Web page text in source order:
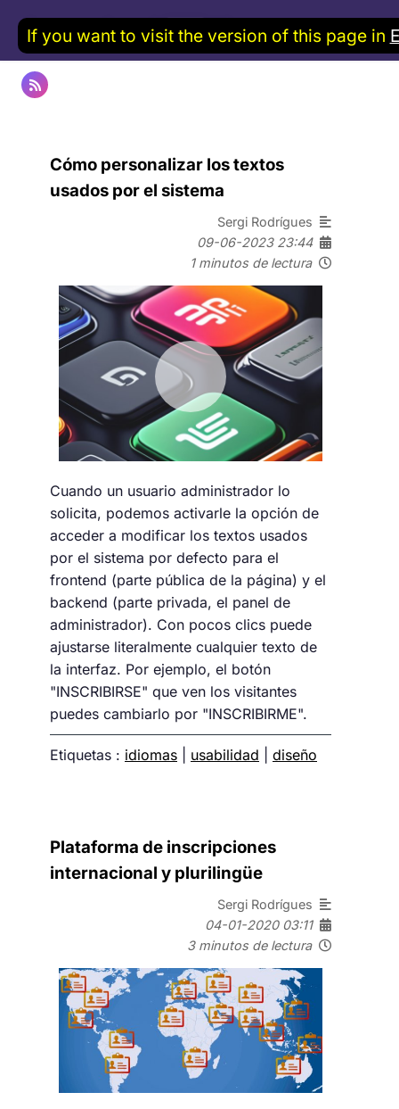
Cómo personalizar los textos
usados por el sistema
Sergi Rodrígues
09-06-2023 23:44
1 minutos de lectura
Cuando un usuario administrador lo
solicita, podemos activarle la opción de
acceder a modificar los textos usados
por el sistema por defecto para el
frontend (parte pública de la página) y el
backend (parte privada, el panel de
administrador). Con pocos clics puede
ajustarse literalmente cualquier texto de
la interfaz. Por ejemplo, el botón
"INSCRIBIRSE" que ven los visitantes
puedes cambiarlo por "INSCRIBIRME".
Etiquetas : idiomas usabilidad diseño
Plataforma de inscripciones
internacional y plurilingüe
Sergi Rodrígues
04-01-2020 03:11
3 minutos de lectura
If you want to visit the version of this page in